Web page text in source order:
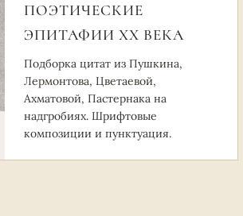
ПОЭТИЧЕСКИЕ
ЭПИТАФИИ XX ВЕКА
Подборка цитат из Пушкина,
Лермонтова, Цветаевой,
Ахматовой, Пастернака на
надгробиях. Шрифтовые
композиции и пунктуация.